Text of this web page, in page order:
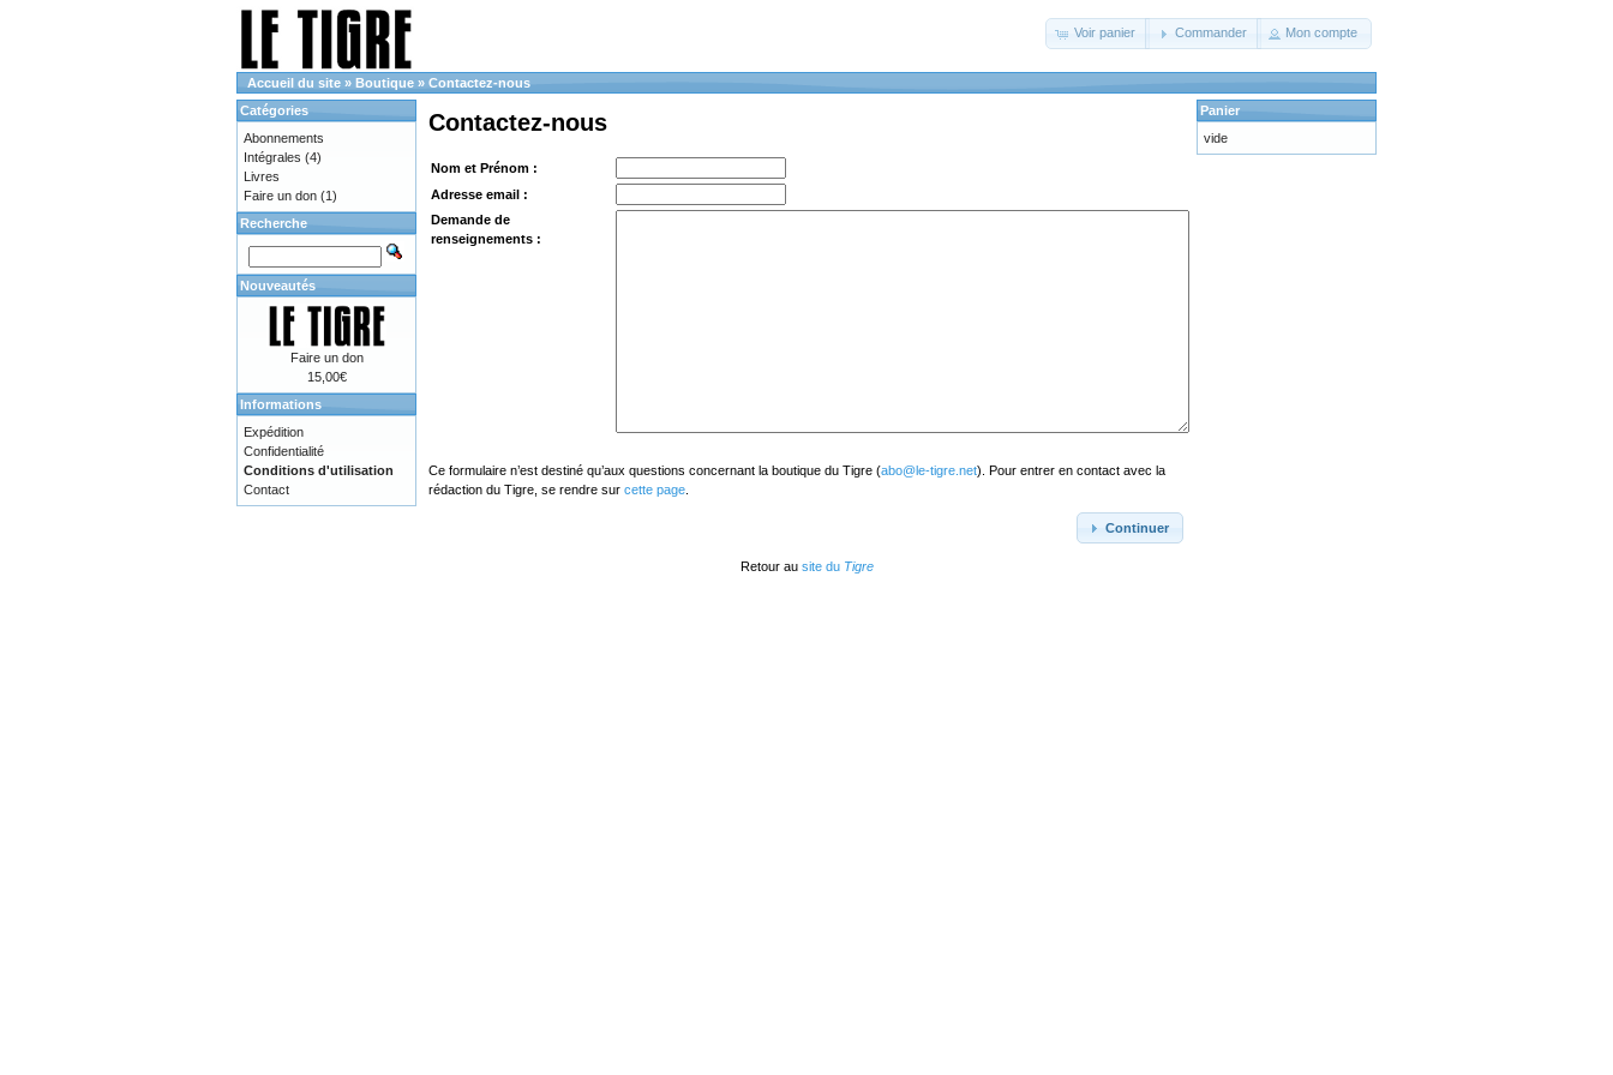
Voir panier Commander Mon compte
Accueil du site » Boutique » Contactez-nous
Contactez-nous
Nom et Prénom :
Adresse email :
Demande de
renseignements :
Ce formulaire n’est destiné qu’aux questions concernant la boutique du Tigre (abo@le-tigre.net). Pour entrer en contact avec la
rédaction du Tigre, se rendre sur cette page
Continuer
Catégories
Abonnements
Intégrales (4)
Livres
Faire un don (1)
Recherche
Nouveautés
Faire un don
15,00€
Informations
Expédition
Confidentialité
Conditions d'utilisation
Contact
Panier
vide
Retour au site du Tigre